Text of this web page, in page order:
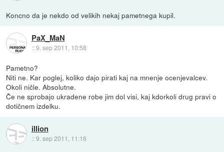
Koncno da je nekdo od velikih nekaj pametnega kupil.
PaX_MaN
::9. sep 2011, 10:58
Pametno?
Niti ne. Kar poglej, koliko dajo pirati kaj na mnenje ocenjevalcev.
Okoli ničle. Absolutne.
Če ne sprobajo ukradene robe jim dol visi, kaj kdorkoli drug pravi o
dotičnem izdelku.
illion
::9. sep 2011, 11:16